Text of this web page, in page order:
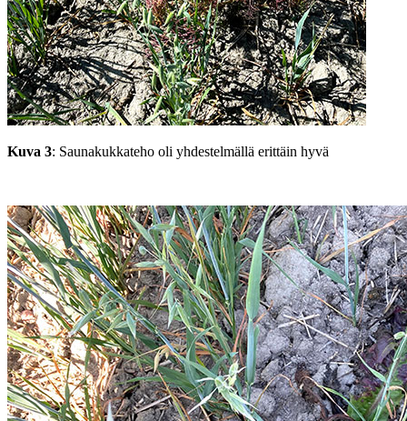
Kuva 3: Saunakukkateho oli yhdestelmällä erittäin hyvä